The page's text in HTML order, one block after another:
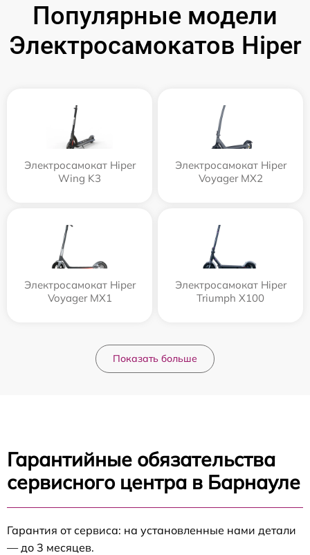
Популярные модели
Электросамокатов Hiper
Электросамокат Hiper
Wing K3
Электросамокат Hiper
Voyager MX2
Электросамокат Hiper
Voyager MX1
Электросамокат Hiper
Triumph X100
Показать больше
Гарантийные обязательства
сервисного центра в Барнауле
Гарантия от сервиса: на установленные нами детали
— до 3 месяцев.